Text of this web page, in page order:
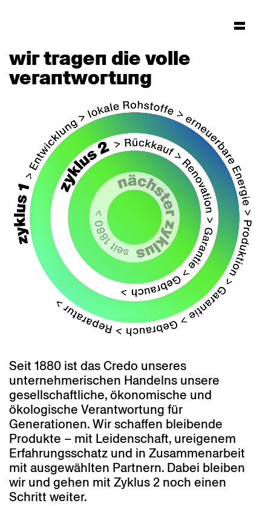
wir tragen die volle
verantwortung
Seit 1880 ist das Credo unseres
unternehmerischen Handelns unsere
gesellschaftliche, ökonomische und
ökologische Verantwortung für
Generationen. Wir schaffen bleibende
Produkte – mit Leidenschaft, ureigenem
Erfahrungsschatz und in Zusammenarbeit
mit ausgewählten Partnern. Dabei bleiben
wir und gehen mit Zyklus 2 noch einen
Schritt weiter.